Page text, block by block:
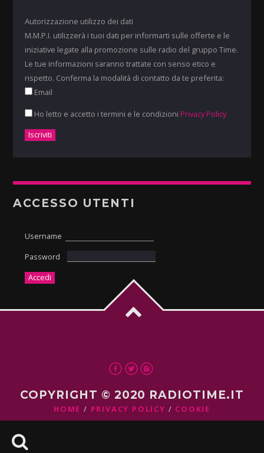
Autorizzazione utilizzo dei dati
M.M.P.I. utilizzerà i tuoi dati per informarti sulle offerte e le
iniziative legate alla promozione sulle radio del gruppo Time.
Le tue informazioni saranno trattate con senso etico e
rispetto. Conferma la modalità di contatto da te preferita:
Email
Ho letto e accetto i termini e le condizioni Privacy Policy
ACCESSO UTENTI
Username
Password
COPYRIGHT © 2020 RADIOTIME.IT
HOME PRIVACY POLICY COOKIE